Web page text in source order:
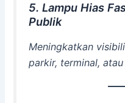
5. Lampu Hias
Publik
Meningkatkan
parkir, terminal,